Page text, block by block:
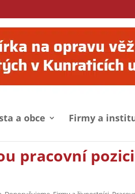
a obce Firmy a
pracovní pozici